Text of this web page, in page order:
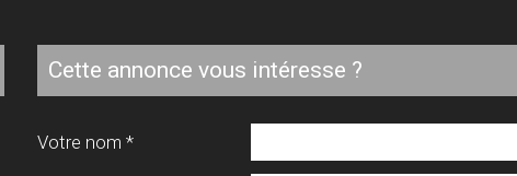
cette annonce vous intéresse ?
Votre nom *